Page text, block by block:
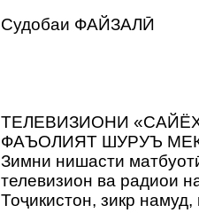
Судобаи ФАЙЗАЛӢ
ТЕЛЕВИЗИОНИ
ФАЪОЛИЯТ ШУРУЪ
Зимни нишасти
телевизион ва радиои
Тоҷикистон, зикр